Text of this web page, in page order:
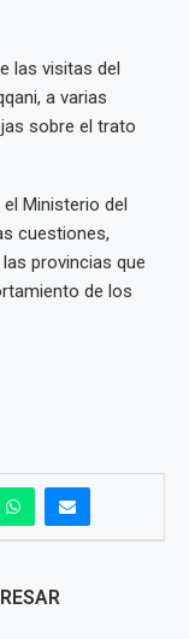
las visitas del
a varias
sobre el trato
Ministerio del
cuestiones,
provincias que
de los